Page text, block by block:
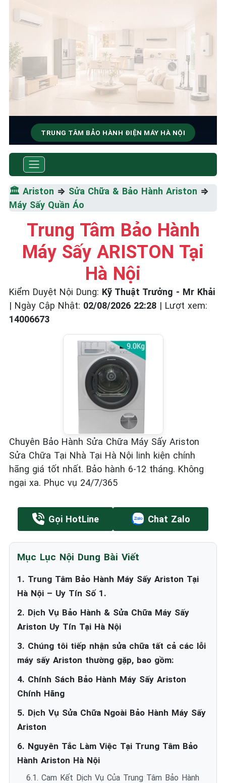
TRUNG TÂM BẢO HÀNH ĐIỆN MÁY HÀ NỘI
SỬA CHỮA & BẢO HÀNH
ARISTON
Tốc Độ Tối Đa • Chất Lượng Tối Ưu • Chi Phí Tối
☎️ 09.86.85.89.22
🏛️ Ariston ⇒ Sửa Chữa & Bảo Hành Ariston ⇒
Máy Sấy Quần Áo
Trung Tâm Bảo Hành
Máy Sấy ARISTON Tại
Hà Nội
Kiểm Duyệt Nội Dung: Kỹ Thuật Trưởng - Mr Khải
| Ngày Cập Nhật: 02/08/2026 22:28 | Lượt xem:
14006673
Chuyên Bảo Hành Sửa Chữa Máy Sấy Ariston
Sửa Chữa Tại Nhà Tại Hà Nội linh kiện chính
hãng giá tốt nhất. Bảo hành 6-12 tháng. Không
ngại xa. Phục vụ 24/7/365
Gọi HotLine Chat Zalo
Mục Lục Nội Dung Bài Viết
1. Trung Tâm Bảo Hành Máy Sấy Ariston Tại
Hà Nội – Uy Tín Số 1.
2. Dịch Vụ Bảo Hành & Sửa Chữa Máy Sấy
Ariston Uy Tín Tại Hà Nội
3. Chúng tôi tiếp nhận sửa chữa tất cả các lỗi
máy sấy Ariston thường gặp, bao gồm:
4. Chính Sách Bảo Hành Máy Sấy Ariston
Chính Hãng
5. Dịch Vụ Sửa Chữa Ngoài Bảo Hành Máy Sấy
Ariston
6. Nguyên Tắc Làm Việc Tại Trung Tâm Bảo
Hành Ariston Hà Nội
6.1. Cam Kết Dịch Vụ Của Trung Tâm Bảo Hành